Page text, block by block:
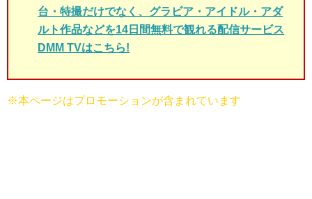
台・特撮だけでなく、グラビア・アイドル・アダ
ルト作品などを14日間無料で観れる配信サービス
DMM TVはこちら!
※本ページはプロモーションが含まれています